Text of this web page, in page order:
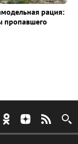
рация:
пропавшего